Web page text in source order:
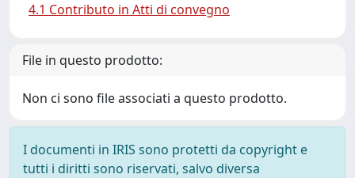
4.1 Contributo in Atti di convegno
File in questo prodotto:
Non ci sono file associati a questo prodotto.
I documenti in IRIS sono protetti da copyright e
tutti i diritti sono riservati, salvo diversa